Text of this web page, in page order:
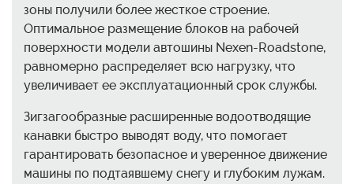
зоны получили более жесткое строение.
Оптимальное размещение блоков на рабочей
поверхности модели автошины Nexen-Roadstone,
равномерно распределяет всю нагрузку, что
увеличивает ее эксплуатационный срок службы.
Зигзагообразные расширенные водоотводящие
канавки быстро выводят воду, что помогает
гарантировать безопасное и уверенное движение
машины по подтаявшему снегу и глубоким лужам.